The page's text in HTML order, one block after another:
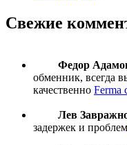
Свежие
Федор
обменник, всегда
качественно Ferma
Лев
задержек и проблем